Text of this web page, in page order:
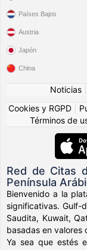
Países Bajos
Austria
Japón
China
Noticias
Cookies y RGPD
Términos de
Red de Citas
Península
Bienvenido a la
significativas. Gulf-
Saudita, Kuwait,
basadas en valores
Ya sea que estés